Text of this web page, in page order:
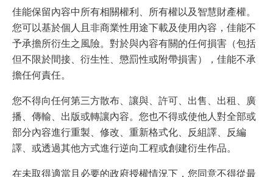
佳能保留內容中所有相關權利、所有權以及智慧財產權。
您可以基於個人且非商業性用途下載及使用內容，佳能不
予承擔所衍生之風險。對於與內容有關的任何損害（包括
但不限於間接、衍生性、懲罰性或附帶損害），佳能不承
擔任何責任。
您不得向任何第三方散布、讓與、許可、出售、出租、廣
播、傳輸、出版或轉讓內容。您也不得或使他人對全部或
部分內容進行重製、修改、重新格式化、反組譯、反編
譯、或透過其他方式進行逆向工程或創建衍生作品。
在未取得適當且必要的政府授權情況下，您同意不得從最